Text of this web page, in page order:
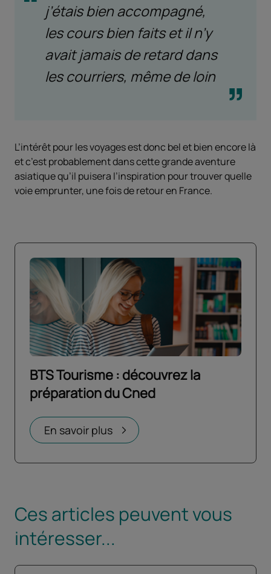
j’étais bien accompagné,
les cours bien faits et il n’y
avait jamais de retard dans
les courriers, même de loin
L’intérêt pour les voyages est donc bel et bien encore là
et c’est probablement dans cette grande aventure
asiatique qu’il puisera l’inspiration pour trouver quelle
voie emprunter, une fois de retour en France.
BTS Tourisme : découvrez la
préparation du Cned
En savoir plus
Ouvrir dans un nouvel onglet
Ces articles peuvent vous
intéresser...